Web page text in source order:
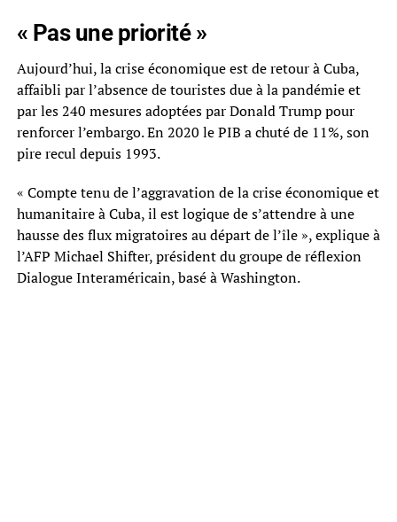
« Pas une priorité »
Aujourd’hui, la crise économique est de retour à Cuba,
affaibli par l’absence de touristes due à la pandémie et
par les 240 mesures adoptées par Donald Trump pour
renforcer l’embargo. En 2020 le PIB a chuté de 11%, son
pire recul depuis 1993.
« Compte tenu de l’aggravation de la crise économique et
humanitaire à Cuba, il est logique de s’attendre à une
hausse des flux migratoires au départ de l’île », explique à
l’AFP Michael Shifter, président du groupe de réflexion
Dialogue Interaméricain, basé à Washington.